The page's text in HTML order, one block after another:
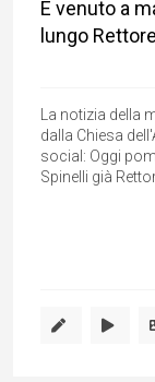
È venuto a
lungo
La notizia della
dalla Chiesa
social: Oggi
Spinelli già